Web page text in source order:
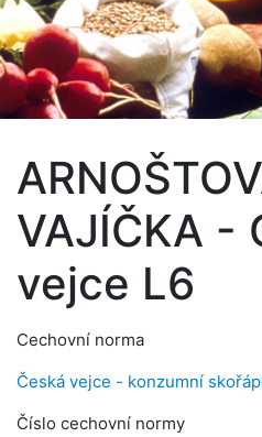
VAJÍČKA -
vejce L6
Cechovní norma
Česká vejce - konzumní
Číslo cechovní normy